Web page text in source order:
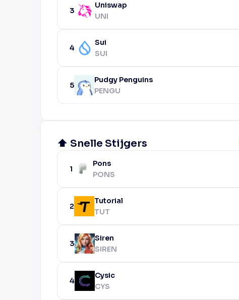
3
Uniswap
UNI
4
Sui
SUI
5
Pudgy Penguins
PENGU
⬆️ Snelle Stijgers
1
Pons
PONS
2
Tutorial
TUT
3
Siren
SIREN
4
Cysic
CYS